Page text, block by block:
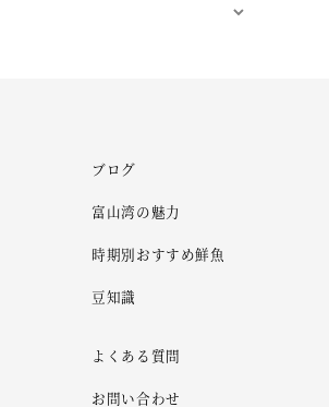
ブログ
富山湾の魅力
時期別おすすめ鮮魚
豆知識
よくある質問
お問い合わせ